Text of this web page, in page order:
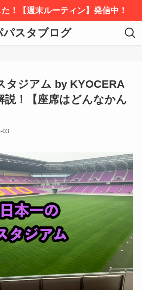
！【週末ルーティン】発信中！
パスタブログ
タジアム by KYOCERA
説！【座席はどんなかん
03